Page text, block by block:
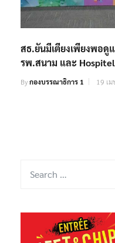
สธ.ยันมีเตียงเพียงพอดู
รพ.สนาม และ
Byกองบรรณาธิการ 1 19 เ